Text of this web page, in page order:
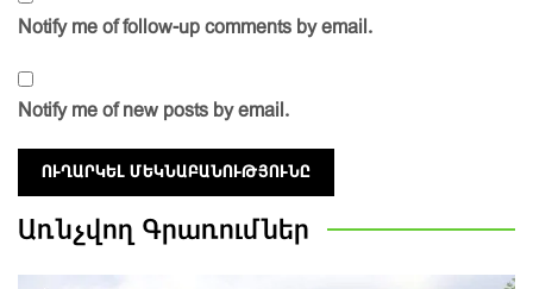
Notify me of follow-up comments by email.
Notify me of new posts by email.
Առնչվող Գրառումներ